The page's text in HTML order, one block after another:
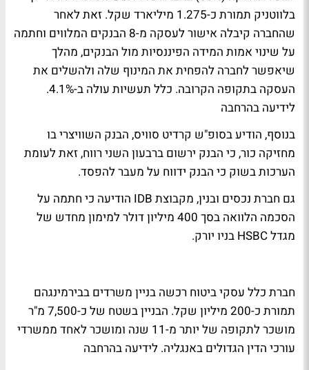
בלווטניק תמורת כ-1.275 מיליארד שקל. זאת לאחר
שהחברה קיבלה אישור לעסקה מ-8 הבנקים המלווים וחתמה
על שינוי אמות המידה הפיננסיות מול הבנקים, מהלך
שיאפשר לחברה להפחית את המינוף שלה ולהשלים את
העסקה בתקופה הקרובה. כלל תעשיות עולה ב-4.1%.
לידיעה בהרחבה
בנוסף, הודיע בסופ"ש קרדיט סוויס, הבנק השוויצרי בו
מחזיקה כור, כי הבנק ירשום ברבעון השני רווח, זאת לעומת
הערכות בשוק כי הבנק ידווח על מעבר להפסד.
גם חברת נכסים ובנין, מקבוצת IDB הודיעה כי חתמה על
הסכמה הלוואה בסך 400 מיליון דולר למימון מחדש של
מגדל HSBC בניו יורק.
חברת כלל עסקי ביטוח רכשה בניין משרדים בבירמינגהם
תמורת כ-200 מיליון שקל. הבניין בשטח של כ-7,500 מ"ר
מושכר לתקופה של יותר מ-11 שנה ומושכר לאחד ממשרדי
עורכי הדין הגדולים באנגליה. לידיעה בהרחבה